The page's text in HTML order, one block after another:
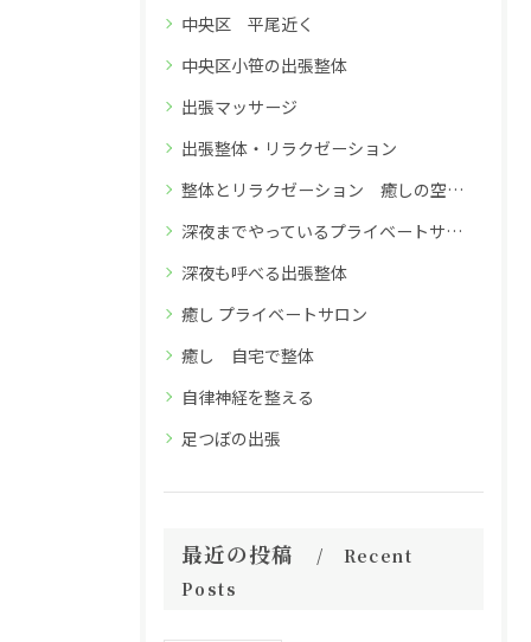
中央区 平尾近く
中央区小笹の出張整体
出張マッサージ
出張整体・リラクゼーション
整体とリラクゼーション 癒しの空間 深夜26時までのReflex小笹店
深夜までやっているプライベートサロン
深夜も呼べる出張整体
癒し プライベートサロン
癒し 自宅で整体
自律神経を整える
足つぼの出張
最近の投稿
Recent
Posts